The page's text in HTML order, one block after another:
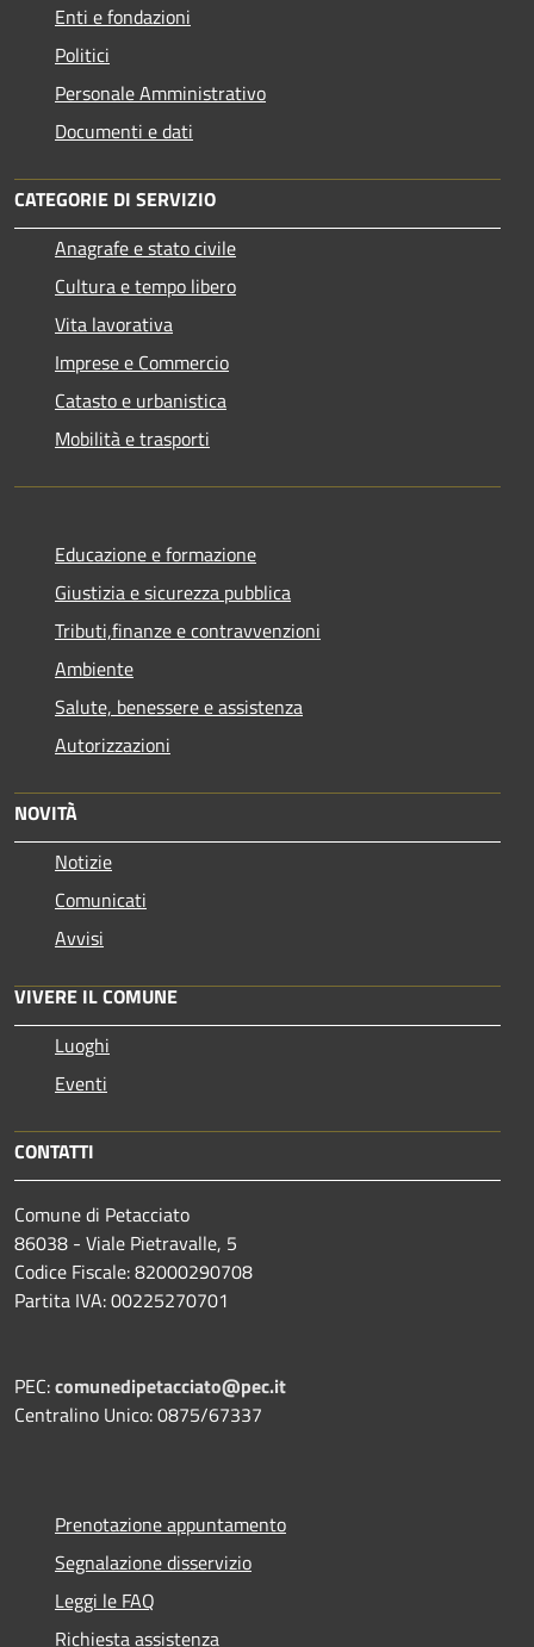
Enti e fondazioni
Politici
Personale Amministrativo
Documenti e dati
CATEGORIE DI SERVIZIO
Anagrafe e stato civile
Cultura e tempo libero
Vita lavorativa
Imprese e Commercio
Catasto e urbanistica
Mobilità e trasporti
Educazione e formazione
Giustizia e sicurezza pubblica
Tributi,finanze e contravvenzioni
Ambiente
Salute, benessere e assistenza
Autorizzazioni
NOVITÀ
Notizie
Comunicati
Avvisi
VIVERE IL COMUNE
Luoghi
Eventi
CONTATTI
Comune di Petacciato
86038 - Viale Pietravalle, 5
Codice Fiscale: 82000290708
Partita IVA: 00225270701
PEC:comunedipetacciato@pec.it
Centralino Unico: 0875/67337
Prenotazione appuntamento
Segnalazione disservizio
Leggi le FAQ
Richiesta assistenza